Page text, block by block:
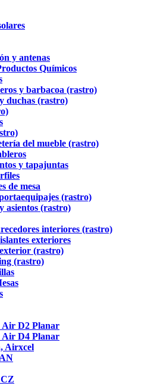
y antenas
Químicos
y barbacoa (rastro)
duchas (rastro)
del mueble (rastro)
y tapajuntas
de mesa
(rastro)
asientos (rastro)
interiores (rastro)
exteriores
(rastro)
(rastro)
Air D2 Planar
Air D4 Planar
Airxcel